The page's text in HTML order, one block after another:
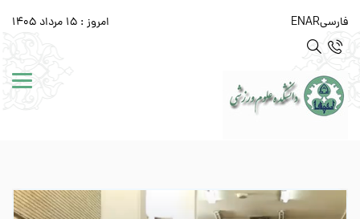
فارسیAR
EN امروز : 15 مرداد 1405